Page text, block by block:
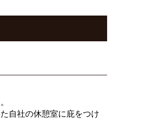
自社の休憩室に庇をつけ